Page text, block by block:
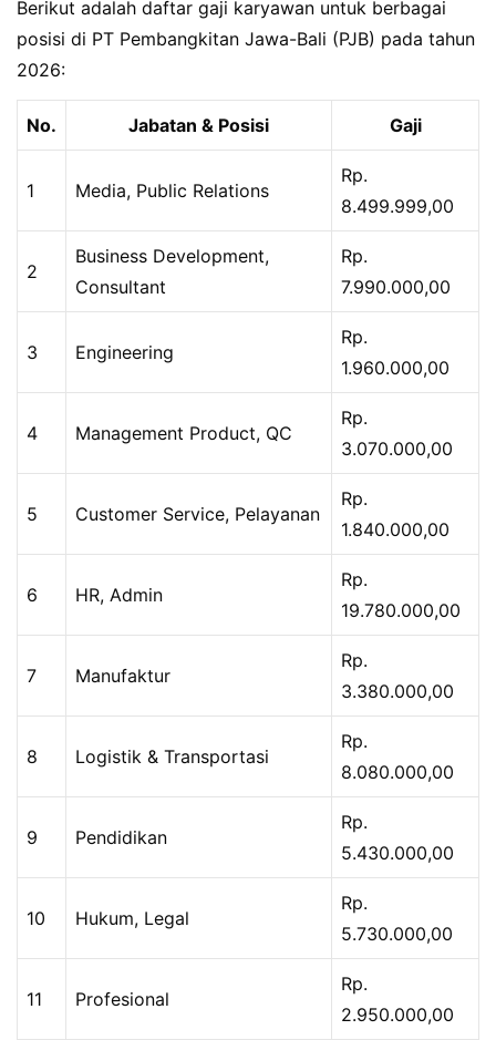
Berikut adalah daftar gaji karyawan untuk berbagai
posisi di PT Pembangkitan Jawa-Bali (PJB) pada tahun
2026:
No. Jabatan & Posisi Gaji
1 Media, Public Relations
Rp.
8.499.999,00
2
Business Development,
Consultant
Rp.
7.990.000,00
3 Engineering
Rp.
1.960.000,00
4 Management Product, QC
Rp.
3.070.000,00
5 Customer Service, Pelayanan
Rp.
1.840.000,00
6 HR, Admin
Rp.
19.780.000,00
7 Manufaktur
Rp.
3.380.000,00
8 Logistik & Transportasi
Rp.
8.080.000,00
9 Pendidikan
Rp.
5.430.000,00
10 Hukum, Legal
Rp.
5.730.000,00
11 Profesional
Rp.
2.950.000,00